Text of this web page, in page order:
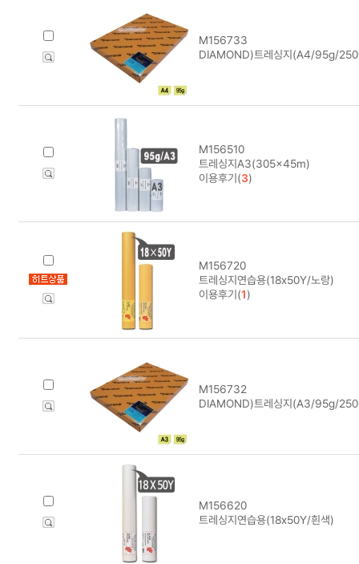
M156733
DIAMOND)트레싱지(A4/95g/
M156510
트레싱지A3(305x45m)
이용후기(3)
M156720
트레싱지연습용(18x50Y/노랑)
이용후기(1)
M156732
DIAMOND)트레싱지(A3/95g/
M156620
트레싱지연습용(18x50Y/흰색)